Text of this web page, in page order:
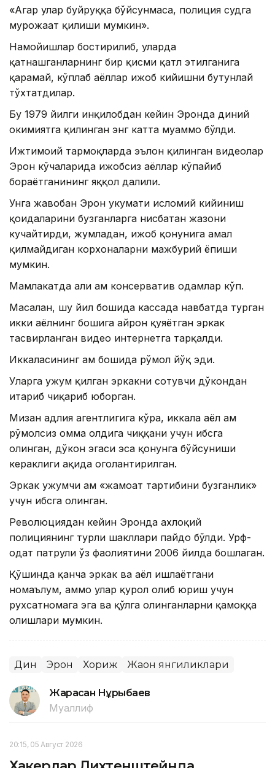
«Агар улар буйруққа бўйсунмаса, полиция судга
мурожаат қилиши мумкин».
Намойишлар бостирилиб, уларда
қатнашганларнинг бир қисми қатл этилганига
қарамай, кўплаб аёллар ҳижоб кийишни бутунлай
тўхтатдилар.
Бу 1979 йилги инқилобдан кейин Эронда диний
ҳокимиятга қилинган энг катта муаммо бўлди.
Ижтимоий тармоқларда эълон қилинган видеолар
Эрон кўчаларида ҳижобсиз аёллар кўпайиб
бораётганининг яққол далили.
Унга жавобан Эрон ҳукумати исломий кийиниш
қоидаларини бузганларга нисбатан жазони
кучайтирди, жумладан, ҳижоб қонунига амал
қилмайдиган корхоналарни мажбурий ёпиши
мумкин.
Мамлакатда ҳали ҳам консерватив одамлар кўп.
Масалан, шу йил бошида кассада навбатда турган
икки аёлнинг бошига айрон қуяётган эркак
тасвирланган видео интернетга тарқалди.
Иккаласининг ҳам бошида рўмол йўқ эди.
Уларга ҳужум қилган эркакни сотувчи дўкондан
итариб чиқариб юборган.
Мизан адлия агентлигига кўра, иккала аёл ҳам
рўмолсиз омма олдига чиққани учун ҳибсга
олинган, дўкон эгаси эса қонунга бўйсуниши
кераклиги ҳақида огоҳлантирилган.
Эркак ҳужумчи ҳам «жамоат тартибини бузганлик»
учун ҳибсга олинган.
Революциядан кейин Эронда ахлоқий
полициянинг турли шакллари пайдо бўлди. Урф-
одат патрули ўз фаолиятини 2006 йилда бошлаган.
Қўшинда қанча эркак ва аёл ишлаётгани
номаълум, аммо улар қурол олиб юриш учун
рухсатномага эга ва қўлга олинганларни қамоққа
олишлари мумкин.
Дин Эрон Хориж Жаҳон янгиликлари
Жарасқан Нұрыбаев
Муаллиф
20:15, 05 Август 2026